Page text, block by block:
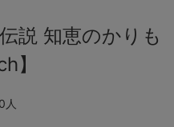
説 知恵のかりも
】
0人